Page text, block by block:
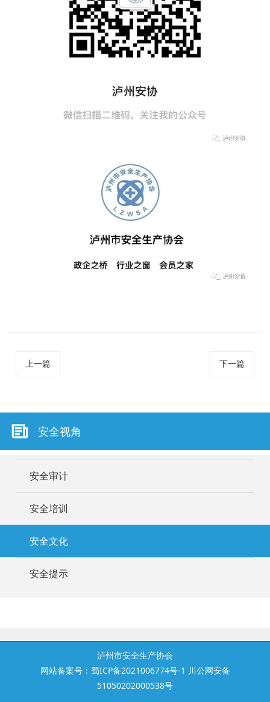
上一篇 下一篇
安全视角
安全审计
安全培训
安全文化
安全提示
泸州市安全生产协会
网站备案号：蜀ICP备2021006774号-1 川公网安备
51050202000538号